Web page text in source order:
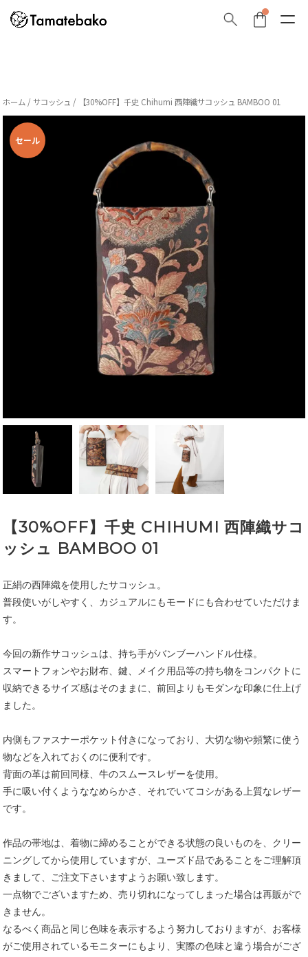
ホーム /サコッシュ / 【30%OFF】千史 Chihumi 西陣織サコッシュ BAMBOO 01
セール
【30%OFF】千史 CHIHUMI 西陣織サコ
ッシュ BAMBOO 01
正絹の西陣織を使用したサコッシュ。
普段使いがしやすく、カジュアルにもモードにも合わせていただけま
す。
今回の新作サコッシュは、持ち手がバンブーハンドル仕様。
スマートフォンやお財布、鍵、メイク用品等の持ち物をコンパクトに
収納できるサイズ感はそのままに、前回よりもモダンな印象に仕上げ
ました。
内側もファスナーポケット付きになっており、大切な物や頻繁に使う
物などを入れておくのに便利です。
背面の革は前回同様、牛のスムースレザーを使用。
手に吸い付くようななめらかさ、それでいてコシがある上質なレザー
です。
作品の帯地は、着物に締めることができる状態の良いものを、クリー
ニングしてから使用していますが、ユーズド品であることをご理解頂
きまして、ご注文下さいますようお願い致します。
一点物でございますため、売り切れになってしまった場合は再販がで
きません。
なるべく商品と同じ色味を表示するよう努力しておりますが、お客様
がご使用されているモニターにもより、実際の色味と違う場合がござ